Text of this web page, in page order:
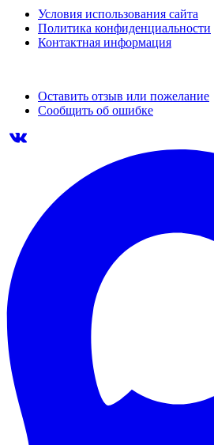
Условия использования сайта
Политика конфиденциальности
Контактная информация
Оставить отзыв или пожелание
Сообщить об ошибке